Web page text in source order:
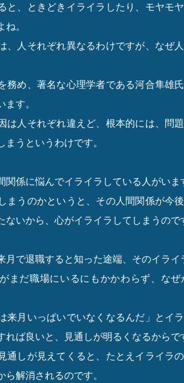
と、ときどきイライラしたり、モヤモ
。
、人それぞれ異なるわけですが、なぜ
務め、著名な心理学者である河合隼雄
す。
は人それぞれ違えど、根本的には、問
まうというわけです。
関係に悩んでイライラしている人がいま
まうのかというと、その人間関係が今
ないから、心がイライラしてしまうので
月で退職すると知った途端、そのイライ
まだ職場にいるにもかかわらず、な
来月いっぱいでいなくなるんだ」とイ
れば良いと、見通しが明るくなるからで
通しが見えてくると、たとえイライラ
解消されるのです。